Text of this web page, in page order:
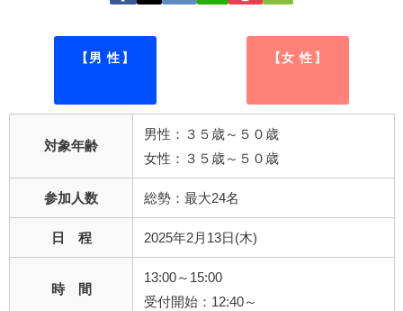
【男 性】 【女 性】
対象年齢
男性：３５歳～５０歳
女性：３５歳～５０歳
参加人数 総勢：最大24名
日 程 2025年2月13日(木)
時 間
13:00～15:00
受付開始：12:40～